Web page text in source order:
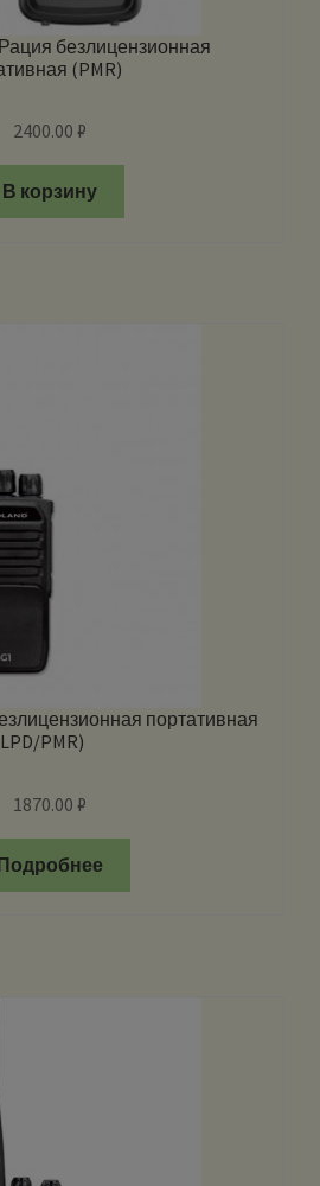
безлицензионная
(PMR)
2400.00₽
В корзину
портативная
PMR)
1870.00₽